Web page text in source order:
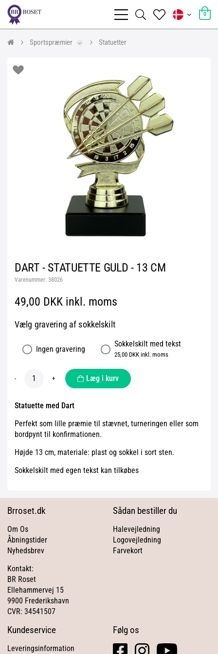
0
Sportspræmier Statuetter
DART - STATUETTE GULD - 13 CM
Varenummer: 38026
49,00 DKK inkl. moms
Vælg gravering af sokkelskilt
Ingen gravering
Sokkelskilt med tekst
25,00 DKK inkl. moms
- + Læg i kurv
Statuette med Dart
Perfekt som lille præmie til stævnet, turneringen eller som
bordpynt til konfirmationen.
Højde 13 cm, materiale: plast og sokkel i sort sten.
Sokkelskilt med egen tekst kan tilkøbes
Brroset.dk
Om Os
Åbningstider
Nyhedsbrev
Kontakt:
BR Roset
Ellehammervej 15
9900 Frederikshavn
CVR: 34541507
Sådan bestiller du
Halevejledning
Logovejledning
Farvekort
Kundeservice
Leveringsinformation
Følg os
facebookinstagramyoutube